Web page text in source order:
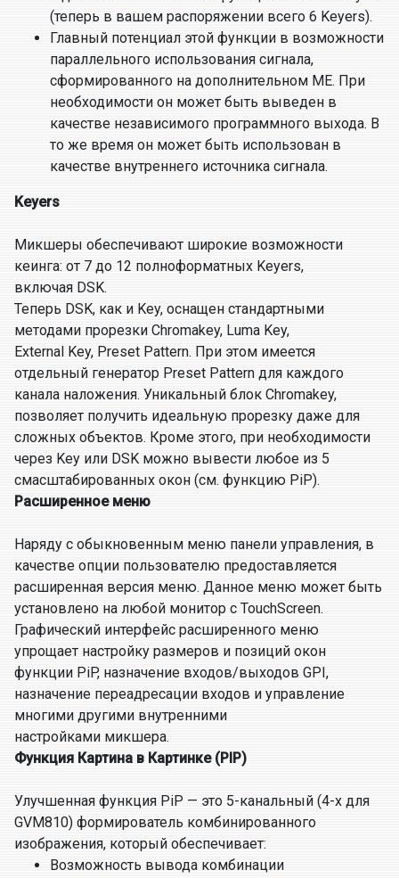
(теперь в вашем распоряжении всего 6 Keyеrs).
Главный потенциал этой функции в возможности
параллельного использования сигнала,
сформированного на дополнительном МЕ. При
необходимости он может быть выведен в
качестве независимого программного выхода. В
то же время он может быть использован в
качестве внутреннего источника сигнала.
Keyers
Микшеры обеспечивают широкие возможности
кеинга: от 7 до 12 полноформатных Keyers,
включая DSK.
Теперь DSK, как и Key, оснащен стандартными
методами прорезки Chromakey, Luma Key,
External Key, Preset Pattern. При этом имеется
отдельный генератор Preset Pattern для каждого
канала наложения. Уникальный блок Chromakey,
позволяет получить идеальную прорезку даже для
сложных объектов. Кроме этого, при необходимости
через Key или DSK можно вывести любое из 5
смасштабированных окон (см. функцию PiP).
Расширенное меню
Наряду с обыкновенным меню панели управления, в
качестве опции пользователю предоставляется
расширенная версия меню. Данное меню может быть
установлено на любой монитор с TouchScreen.
Графический интерфейс расширенного меню
упрощает настройку размеров и позиций окон
функции PiP, назначение входов/выходов GPI,
назначение переадресации входов и управление
многими другими внутренними
настройками микшера.
Функция Картина в Картинке (PIP)
Улучшенная функция PiP — это 5-канальный (4-x для
GVM810) формирователь комбинированного
изображения, который обеспечивает:
Возможность вывода комбинации